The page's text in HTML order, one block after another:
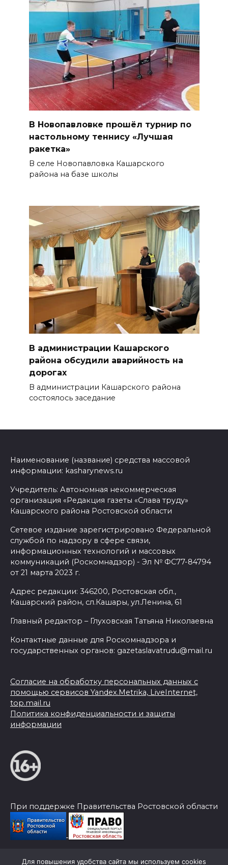
В Новопавловке прошёл турнир по
настольному теннису «Лучшая
ракетка»
В селе Новопавловка Кашарского
района на базе школы
В администрации Кашарского
района обсудили аварийность на
дорогах
В администрации Кашарского района
состоялось заседание
Наименование (название) средства массовой
информации: kasharynews.ru
Учредитель: Автономная некоммерческая
организация «Редакция газеты «Слава труду»
Кашарского района Ростовской области
Сетевое издание зарегистрировано Федеральной
службой по надзору в сфере связи,
информационных технологий и массовых
коммуникаций (Роскомнадзор) - Эл № ФС77-84794
от 21 марта 2023 г.
Адрес редакции: 346200, Ростовская обл.,
Кашарский район, сл.Кашары, ул.Ленина, 61
Главный редактор – Глуховская Татьяна Николаевна
Контактные данные для Роскомнадзора и
государственных органов: gazetaslavatrudu@mail.ru
Согласие на обработку персональных данных с
помощью сервисов Yandex.Metrika, LiveInternet,
top.mail.ru
Политика конфиденциальности и защиты
информации
При поддержке Правительства Ростовской области
Для повышения удобства сайта мы используем cookies